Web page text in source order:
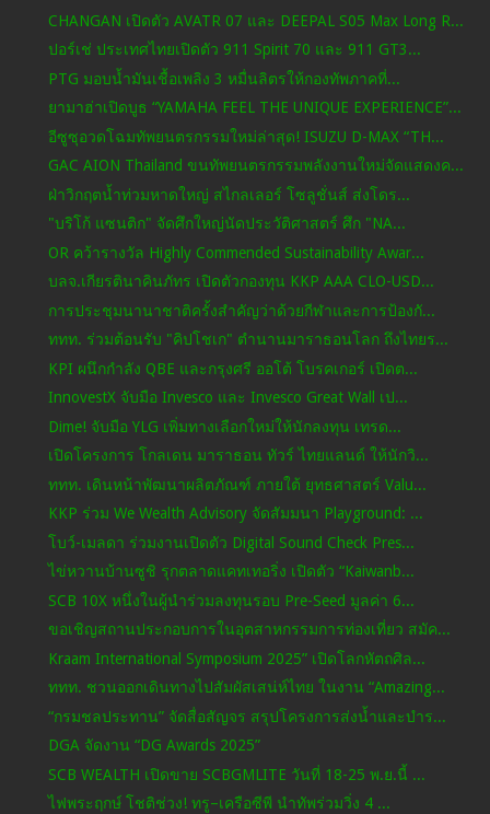
CHANGAN เปิดตัว AVATR 07 และ DEEPAL S05 Max Long R...
ปอร์เช่ ประเทศไทยเปิดตัว 911 Spirit 70 และ 911 GT3...
PTG มอบน้ำมันเชื้อเพลิง 3 หมื่นลิตรให้กองทัพภาคที่...
ยามาฮ่าเปิดบูธ “YAMAHA FEEL THE UNIQUE EXPERIENCE”...
อีซูซุอวดโฉมทัพยนตรกรรมใหม่ล่าสุด! ISUZU D-MAX “TH...
GAC AION Thailand ขนทัพยนตรกรรมพลังงานใหม่จัดแสดงค...
ฝ่าวิกฤตน้ำท่วมหาดใหญ่ สไกลเลอร์ โซลูชั่นส์ ส่งโดร...
"บริโก้ แซนติก" จัดศึกใหญ่นัดประวัติศาสตร์ ศึก "NA...
OR คว้ารางวัล Highly Commended Sustainability Awar...
บลจ.เกียรตินาคินภัทร เปิดตัวกองทุน KKP AAA CLO-USD...
การประชุมนานาชาติครั้งสำคัญว่าด้วยกีฬาและการป้องกั...
ททท. ร่วมต้อนรับ "คิปโชเก" ตำนานมาราธอนโลก ถึงไทยร...
KPI ผนึกกำลัง QBE และกรุงศรี ออโต้ โบรคเกอร์ เปิดต...
InnovestX จับมือ Invesco และ Invesco Great Wall เป...
Dime! จับมือ YLG เพิ่มทางเลือกใหม่ให้นักลงทุน เทรด...
เปิดโครงการ โกลเดน มาราธอน ทัวร์ ไทยแลนด์ ให้นักวิ...
ททท. เดินหน้าพัฒนาผลิตภัณฑ์ ภายใต้ ยุทธศาสตร์ Valu...
KKP ร่วม We Wealth Advisory จัดสัมมนา Playground: ...
โบว์-เมลดา ร่วมงานเปิดตัว Digital Sound Check Pres...
ไข่หวานบ้านซูชิ รุกตลาดแคทเทอริ่ง เปิดตัว “Kaiwanb...
SCB 10X หนึ่งในผู้นำร่วมลงทุนรอบ Pre-Seed มูลค่า 6...
ขอเชิญสถานประกอบการในอุตสาหกรรมการท่องเที่ยว สมัค...
Kraam International Symposium 2025” เปิดโลกหัตถศิล...
ททท. ชวนออกเดินทางไปสัมผัสเสน่ห์ไทย ในงาน “Amazing...
“กรมชลประทาน” จัดสื่อสัญจร สรุปโครงการส่งน้ำและบำร...
DGA จัดงาน “DG Awards 2025”
SCB WEALTH เปิดขาย SCBGMLITE วันที่ 18-25 พ.ย.นี้ ...
ไฟพระฤกษ์ โชติช่วง! ทรู–เครือซีพี นำทัพร่วมวิ่ง 4 ...